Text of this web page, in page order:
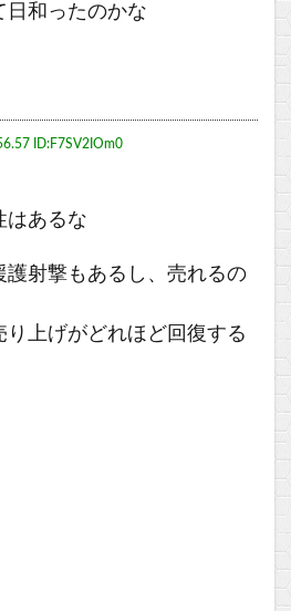
日和ったのかな
ID:F7SV2IOm0
はあるな
護射撃もあるし、売れるの
り上げがどれほど回復する